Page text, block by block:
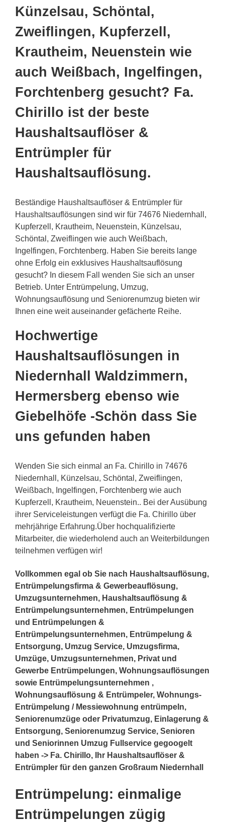
Künzelsau, Schöntal,
Zweiflingen, Kupferzell,
Krautheim, Neuenstein wie
auch Weißbach, Ingelfingen,
Forchtenberg gesucht? Fa.
Chirillo ist der beste
Haushaltsauflöser &
Entrümpler für
Haushaltsauflösung.
Beständige Haushaltsauflöser & Entrümpler für
Haushaltsauflösungen sind wir für 74676 Niedernhall,
Kupferzell, Krautheim, Neuenstein, Künzelsau,
Schöntal, Zweiflingen wie auch Weißbach,
Ingelfingen, Forchtenberg. Haben Sie bereits lange
ohne Erfolg ein exklusives Haushaltsauflösung
gesucht? In diesem Fall wenden Sie sich an unser
Betrieb. Unter Entrümpelung, Umzug,
Wohnungsauflösung und Seniorenumzug bieten wir
Ihnen eine weit auseinander gefächerte Reihe.
Hochwertige
Haushaltsauflösungen in
Niedernhall Waldzimmern,
Hermersberg ebenso wie
Giebelhöfe -Schön dass Sie
uns gefunden haben
Wenden Sie sich einmal an Fa. Chirillo in 74676
Niedernhall, Künzelsau, Schöntal, Zweiflingen,
Weißbach, Ingelfingen, Forchtenberg wie auch
Kupferzell, Krautheim, Neuenstein.. Bei der Ausübung
ihrer Serviceleistungen verfügt die Fa. Chirillo über
mehrjährige Erfahrung.Über hochqualifizierte
Mitarbeiter, die wiederholend auch an Weiterbildungen
teilnehmen verfügen wir!
Vollkommen egal ob Sie nach Haushaltsauflösung,
Entrümpelungsfirma & Gewerbeauflösung,
Umzugsunternehmen, Haushaltsauflösung &
Entrümpelungsunternehmen, Entrümpelungen
und Entrümpelungen &
Entrümpelungsunternehmen, Entrümpelung &
Entsorgung, Umzug Service, Umzugsfirma,
Umzüge, Umzugsunternehmen, Privat und
Gewerbe Entrümpelungen, Wohnungsauflösungen
sowie Entrümpelungsunternehmen ,
Wohnungsauflösung & Entrümpeler, Wohnungs-
Entrümpelung / Messiewohnung entrümpeln,
Seniorenumzüge oder Privatumzug, Einlagerung &
Entsorgung, Seniorenumzug Service, Senioren
und Seniorinnen Umzug Fullservice gegoogelt
haben -> Fa. Chirillo, Ihr Haushaltsauflöser &
Entrümpler für den ganzen Großraum Niedernhall
Entrümpelung: einmalige
Entrümpelungen zügig